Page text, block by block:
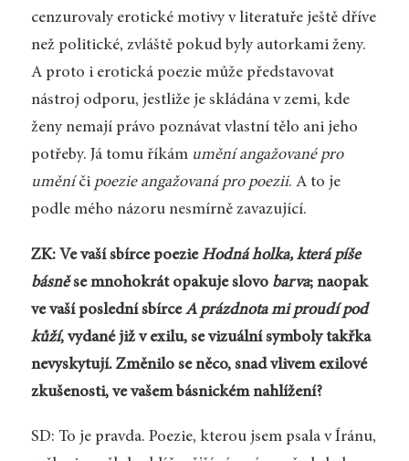
cenzurovaly erotické motivy v literatuře ještě dříve
než politické, zvláště pokud byly autorkami ženy.
A proto i erotická poezie může představovat
nástroj odporu, jestliže je skládána v zemi, kde
ženy nemají právo poznávat vlastní tělo ani jeho
potřeby. Já tomu říkám umění angažované pro
uměníči poezie angažovaná pro poezii. A to je
podle mého názoru nesmírně zavazující.
ZK: Ve vaší sbírce poezieHodná holka, která píše
básněse mnohokrát opakuje slovo barva; naopak
ve vaší poslední sbírceA prázdnota mi proudí pod
kůží, vydané již v exilu, se vizuální symboly takřka
nevyskytují. Změnilo se něco, snad vlivem exilové
zkušenosti, ve vašem básnickém nahlížení?
SD: To je pravda. Poezie, kterou jsem psala v Íránu,